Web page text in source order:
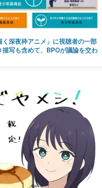
く深夜枠アニメ」に視聴者の一部
写も含めて、BPOが議論を交わ